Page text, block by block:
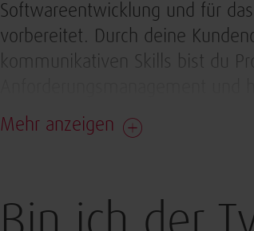
Softwareentwicklung und für
vorbereitet. Durch deine
kommunikativen Skills bist du
Mehr anzeigen